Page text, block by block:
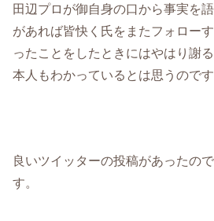
田辺プロが御自身の口から事実を
があれば皆快く氏をまたフォロー
ったことをしたときにはやはり謝
本人もわかっているとは思うのです
良いツイッターの投稿があったの
す。